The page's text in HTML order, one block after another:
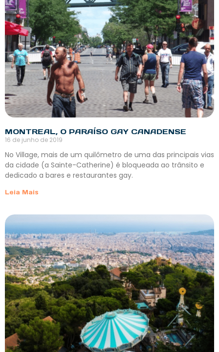
MONTREAL, O PARAÍSO GAY CANADENSE
16 de junho de 2019
No Village, mais de um quilômetro de uma das principais vias
da cidade (a Sainte-Catherine) é bloqueada ao trânsito e
dedicado a bares e restaurantes gay.
Leia Mais